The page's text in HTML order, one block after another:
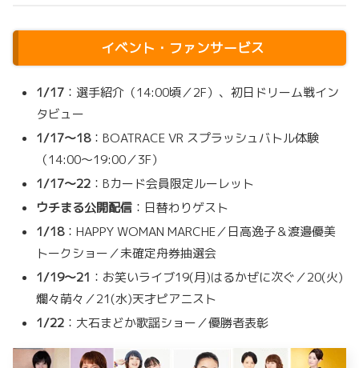
イベント・ファンサービス
1/17 ：選手紹介（14:00頃／2F）、初日ドリーム戦イン
タビュー
1/17～18：BOATRACE VR スプラッシュバトル体験
（14:00～19:00／3F）
1/17～22 ：Bカード会員限定ルーレット
ウチまる公開配信 ：日替わりゲスト
1/18：HAPPY WOMAN MARCHE／日高逸子＆渡邉優美
トークショー／未確定舟券抽選会
1/19～21 ：お笑いライブ19(月)はるかぜに次ぐ／20(火)
爛々萌々／21(水)天才ピアニスト
1/22 ：大石まどか歌謡ショー／優勝者表彰